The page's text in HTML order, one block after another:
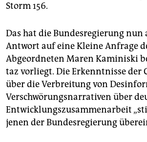
Storm 156.
Das hat die Bundesregierung
Antwort auf eine Kleine Anfrage
Abgeordneten Maren Kaminiski
taz vorliegt. Die Erkenntnisse der
über die Verbreitung von
Verschwörungsnarrativen über
Entwicklungszusammenarbeit
jenen der Bundesregierung